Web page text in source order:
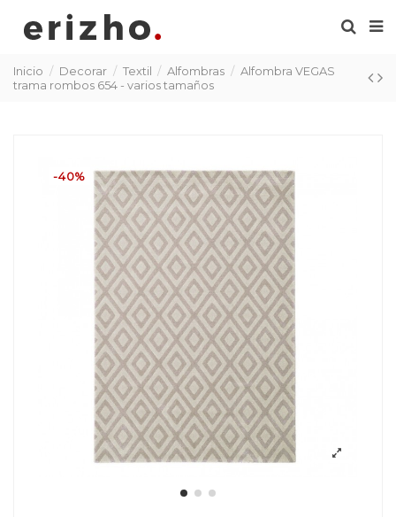
Inicio Decorar Textil Alfombras
Alfombra VEGAS
trama rombos 654 - varios tamaños
-40%